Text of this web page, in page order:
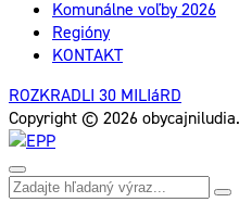
Komunálne voľby 2026
Regióny
KONTAKT
ROZKRADLI 30 MILIáRD
Copyright © 2026